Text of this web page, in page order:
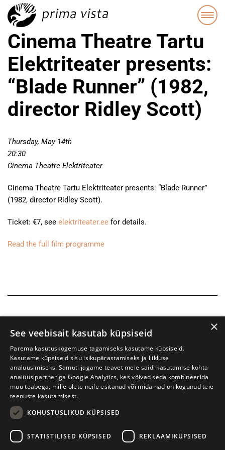
Cinema Theatre Tartu
Elektriteater presents:
“Blade Runner” (1982,
director Ridley Scott)
Thursday, May 14th
20:30
Cinema Theatre Elektriteater
Cinema Theatre Tartu Elektriteater presents: “Blade Runner”
(1982, director Ridley Scott).
Ticket: €7, see elektriteater.ee for details.
Read the full film programme
W. Struve 1, Tartu 50091 +372 7427079
×
See veebisait kasutab küpsiseid
Parema kasutuskogemuse tagamiseks kasutame küpsiseid.
Kasutame küpsiseid sisu isikupärastamiseks ja liikluse
analüüsimiseks. Samuti jagame teavet meie saidi kasutamise kohta
analüüsipartneriga Google Analytics, kes võivad seda kombineerida
muu teabega, mille olete neile esitanud või mida nad on kogunud teie
teenuste kasutamisest.
KOHUSTUSLIKUD KÜPSISED
STATISTILISED KÜPSISED REKLAAMIKÜPSISED